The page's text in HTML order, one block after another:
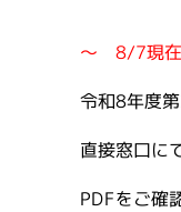
～ 8/7現
令和8年度
直接窓口に
PDFをご確